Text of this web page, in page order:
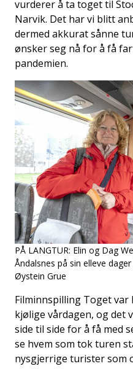
vurderer å ta toget til
Narvik. Det har vi blitt
dermed akkurat sånne
ønsker seg nå for å få
pandemien.
PÅ LANGTUR: Elin og Dag
Åndalsnes på sin elleve
Øystein Grue
Filminnspilling Toget
kjølige vårdagen, og det
side til side for å få med
se hvem som tok turen
nysgjerrige turister som